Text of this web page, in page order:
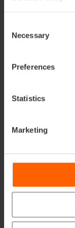
Selection
Necessary
Preferences
Statistics
Marketing